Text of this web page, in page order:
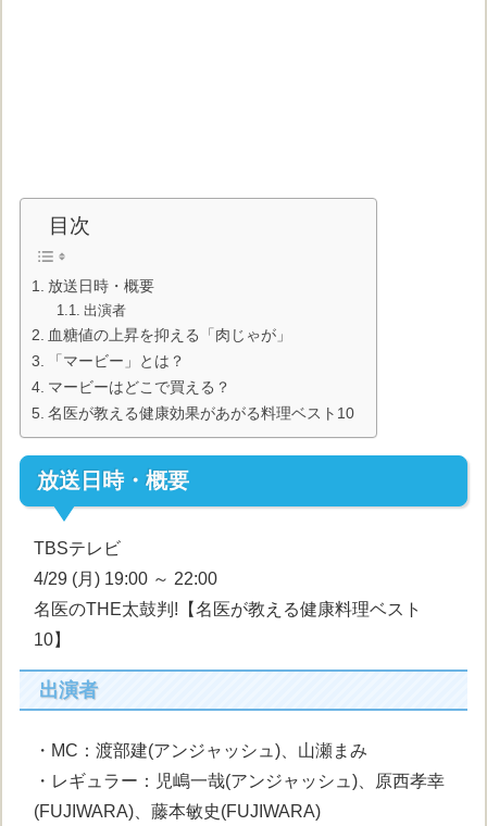
目次
放送日時・概要
出演者
血糖値の上昇を抑える「肉じゃが」
「マービー」とは？
マービーはどこで買える？
名医が教える健康効果があがる料理ベスト10
放送日時・概要
TBSテレビ
4/29 (月) 19:00 ～ 22:00
名医のTHE太鼓判!【名医が教える健康料理ベスト
10】
出演者
・MC：渡部建(アンジャッシュ)、山瀬まみ
・レギュラー：児嶋一哉(アンジャッシュ)、原西孝幸
(FUJIWARA)、藤本敏史(FUJIWARA)